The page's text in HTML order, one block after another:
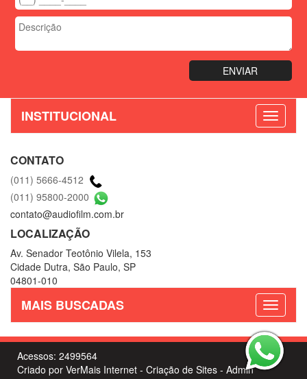
INSTITUCIONAL
CONTATO
(011) 5666-4512
(011) 95800-2000
contato@audiofilm.com.br
LOCALIZAÇÃO
Av. Senador Teotônio Vilela, 153
Cidade Dutra, São Paulo, SP
04801-010
MAIS BUSCADAS
Acessos: 2499564
Criado por VerMais Internet - Criação de Sites - Admin